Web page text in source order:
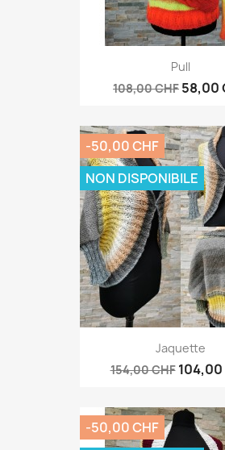
Pull
108,00 CHF 58,00
Jaquette
154,00 CHF 104,00
-50,00 CHF
NON DISPONIBILE
-50,00 CHF